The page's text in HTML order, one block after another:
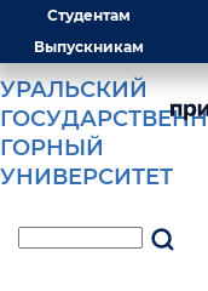
Студентам
Выпускникам
УРАЛЬСКИЙ
ГОРНЫЙ
УНИВЕРСИТЕТ